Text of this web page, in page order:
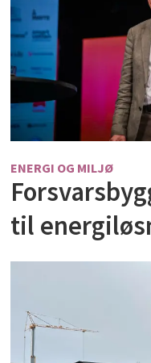
ENERGI OG MILJØ
til